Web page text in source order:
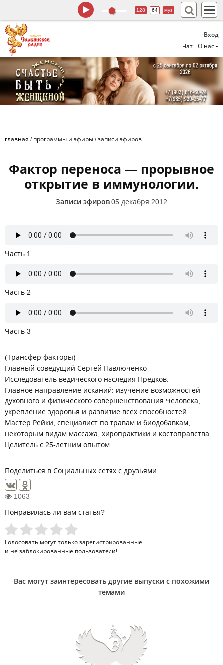
Вход
Чат
О нас
128 64 муз
главная / программы и эфиры /записи эфиров
Фактор переноса — прорывное
открытие в иммунологии.
Записи эфиров 05 декабря 2012
Часть 1
Часть 2
Часть 3
(Трансфер факторы)
Главный соведущий Сергей Павлюченко
Исследователь ведического наследия Предков.
Главное направление исканий: изучение возможностей
духовного и физического совершенствования Человека,
укрепление здоровья и развитие всех способностей.
Мастер Рейки, специалист по травам и биодобавкам,
некоторым видам массажа, хиропрактики и костоправства.
Целитель с 25-летним опытом.
Поделиться в Социальных сетях с друзьями:
1063
Понравилась ли вам статья?
Голосовать могут только зарегистрированные
и не заблокированные пользователи!
Вас могут заинтересовать другие выпуски с похожими
темами